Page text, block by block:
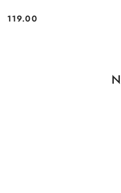
Cena:
119.00
Pomiń karuzelę